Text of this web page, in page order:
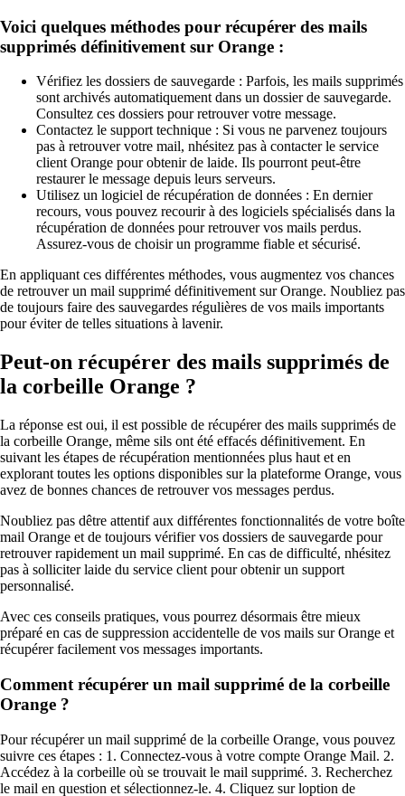
Voici quelques méthodes pour récupérer des mails
supprimés définitivement sur Orange :
Vérifiez les dossiers de sauvegarde : Parfois, les mails supprimés
sont archivés automatiquement dans un dossier de sauvegarde.
Consultez ces dossiers pour retrouver votre message.
Contactez le support technique : Si vous ne parvenez toujours
pas à retrouver votre mail, nhésitez pas à contacter le service
client Orange pour obtenir de laide. Ils pourront peut-être
restaurer le message depuis leurs serveurs.
Utilisez un logiciel de récupération de données : En dernier
recours, vous pouvez recourir à des logiciels spécialisés dans la
récupération de données pour retrouver vos mails perdus.
Assurez-vous de choisir un programme fiable et sécurisé.
En appliquant ces différentes méthodes, vous augmentez vos chances
de retrouver un mail supprimé définitivement sur Orange. Noubliez pas
de toujours faire des sauvegardes régulières de vos mails importants
pour éviter de telles situations à lavenir.
Peut-on récupérer des mails supprimés de
la corbeille Orange ?
La réponse est oui, il est possible de récupérer des mails supprimés de
la corbeille Orange, même sils ont été effacés définitivement. En
suivant les étapes de récupération mentionnées plus haut et en
explorant toutes les options disponibles sur la plateforme Orange, vous
avez de bonnes chances de retrouver vos messages perdus.
Noubliez pas dêtre attentif aux différentes fonctionnalités de votre boîte
mail Orange et de toujours vérifier vos dossiers de sauvegarde pour
retrouver rapidement un mail supprimé. En cas de difficulté, nhésitez
pas à solliciter laide du service client pour obtenir un support
personnalisé.
Avec ces conseils pratiques, vous pourrez désormais être mieux
préparé en cas de suppression accidentelle de vos mails sur Orange et
récupérer facilement vos messages importants.
Comment récupérer un mail supprimé de la corbeille
Orange ?
Pour récupérer un mail supprimé de la corbeille Orange, vous pouvez
suivre ces étapes : 1. Connectez-vous à votre compte Orange Mail. 2.
Accédez à la corbeille où se trouvait le mail supprimé. 3. Recherchez
le mail en question et sélectionnez-le. 4. Cliquez sur loption de